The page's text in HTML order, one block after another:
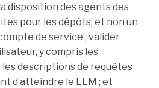
disposition des agents des
pour les dépôts, et non un
de service ; valider
y compris les
les descriptions de requêtes
d’atteindre le LLM ; et